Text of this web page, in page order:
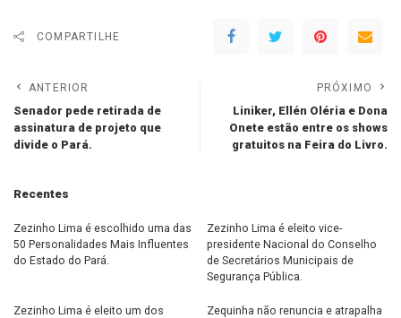
COMPARTILHE
ANTERIOR
Senador pede retirada de
assinatura de projeto que
divide o Pará.
PRÓXIMO
Liniker, Ellén Oléria e Dona
Onete estão entre os shows
gratuitos na Feira do Livro.
Recentes
Zezinho Lima é escolhido uma das
50 Personalidades Mais Influentes
do Estado do Pará.
Zezinho Lima é eleito vice-
presidente Nacional do Conselho
de Secretários Municipais de
Segurança Pública.
Zezinho Lima é eleito um dos
Zequinha não renuncia e atrapalha